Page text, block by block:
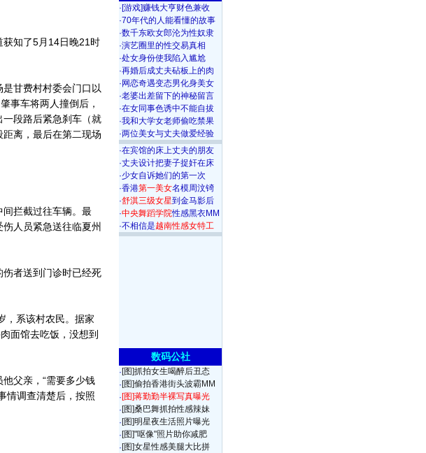
知了5月14日晚21时
甘费村村委会门口以
事车将两人撞倒后，
段路后紧急刹车（就
离，最后在第二现场
拦截过往车辆。最
人员紧急送往临夏州
者送到门诊时已经死
系该村农民。据家
面馆去吃饭，没想到
父亲，“需要多少钱
情调查清楚后，按照
· [游戏]赚钱大亨财色兼收
·70年代的人能看懂的故事
·数千东欧女郎沦为性奴隶
·演艺圈里的性交易真相
·处女身份使我陷入尴尬
·再婚后成丈夫砧板上的肉
· 网恋奇遇变态男化身美女
·老婆出差留下的神秘留言
·在女同事色诱中不能自拔
·我和大学女老师偷吃禁果
·两位美女与丈夫做爱经验
·在宾馆的床上丈夫的朋友
·丈夫设计把妻子捉奸在床
·少女自诉她们的第一次
·香港第一美女名模周汶锜
·舒淇三级女星到金马影后
·中央舞蹈学院性感黑衣MM
·不相信是越南性感女特工
数码公社
· [图]抓拍女生喝醉后丑态
· [图]偷拍香港街头波霸MM
·[图]蒋勤勤半裸写真曝光
· [图]桑巴舞抓拍性感辣妹
· [图]明星夜生活照片曝光
· [图]"呕像"照片助你减肥
· [图]女星性感美腿大比拼